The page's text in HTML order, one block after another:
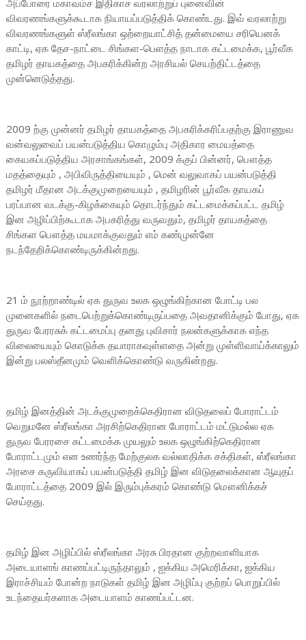
அப்போரை மகாவம்ச இதிகாச வரலாற்றுப் புனைவின்
விவரணங்களுக்கூடாக நியாயப்படுத்திக் கொண்டது. இவ் வரலாற்று
விவரணங்களுள் ஸ்ரீலங்கா ஒற்றையாட்சித் தன்மையை சரியெனக்
காட்டி, ஏக தேச-நாட்டை சிங்கள-பெளத்த நாடாக கட்டமைக்க, பூர்வீக
தமிழர் தாயகத்தை அபகரிக்கின்ற அரசியல் செயற்திட்டத்தை
முன்னெடுத்தது.
2009 ற்கு முன்னர் தமிழர் தாயகத்தை அபகரிக்கரிப்பதற்கு இராணுவ
வன்வலுவைப் பயன்படுத்திய கொழும்பு அதிகார மையத்தை
கையகப்படுத்திய அரசாங்கங்கள், 2009 க்குப் பின்னர், பௌத்த
மதத்தையும் , அபிவிருத்தியையும் , மென் வலுவாகப் பயன்படுத்தி
தமிழர் மீதான அடக்குமுறையையும் , தமிழரின் பூர்வீக தாயகப்
பரப்பான வடக்கு-கிழக்கையும் தொடர்ந்தும் கட்டமைக்கப்பட்ட தமிழ்
இன அழிப்பிற்கூடாக அபகரித்து வருவதும், தமிழர் தாயகத்தை
சிங்கள பௌத்த மயமாக்குவதும் எம் கண்முன்னே
நடந்தேறிக்கொண்டிருக்கின்றது.
21 ம் நூற்றாண்டில் ஏக துருவ உலக ஒழுங்கிற்கான போட்டி பல
முனைகளில் நடைபெற்றுக்கொண்டிருப்பதை அவதானிக்கும் போது, ஏக
துருவ பேரரசுக் கட்டமைப்பு தனது புவிசார் நலன்களுக்காக எந்த
விலையையும் கொடுக்க தயாராகவுள்ளதை அன்று முள்ளிவாய்க்காலும்
இன்று பலஸ்தீனமும் வெளிக்கொண்டு வருகின்றது.
தமிழ் இனத்தின் அடக்குமுறைக்கெதிரான விடுதலைப் போராட்டம்
வெறுமனே ஸ்ரீலங்கா அரசிற்கெதிரான போராட்டம் மட்டுமல்ல ஏக
துருவ பேரரசை கட்டமைக்க முயலும் உலக ஒழுங்கிற்கெதிரான
போராட்டமும் என உணர்ந்த மேற்குலக வல்லாதிக்க சக்திகள், ஸ்ரீலங்கா
அரசை கருவியாகப் பயன்படுத்தி தமிழ் இன விடுதலைக்கான ஆயுதப்
போராட்டத்தை 2009 இல் இரும்புக்கரம் கொண்டு மௌனிக்கச்
செய்தது.
தமிழ் இன அழிப்பில் ஸ்ரீலங்கா அரசு பிரதான குற்றவாளியாக
அடையாளங் காணப்பட்டிருந்தாலும் , ஐக்கிய அமெரிக்கா, ஐக்கிய
இராச்சியம் போன்ற நாடுகள் தமிழ் இன அழிப்பு குற்றப் பொறுப்பில்
உடந்தையர்களாக அடையாளம் காணப்பட்டன.